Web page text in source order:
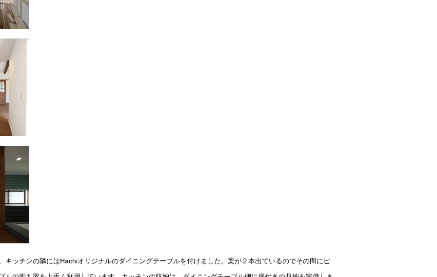
キッチンの隣にはHachiオリジナルのダイニングテーブルを付けました。梁が２本出ているのでその間にピ